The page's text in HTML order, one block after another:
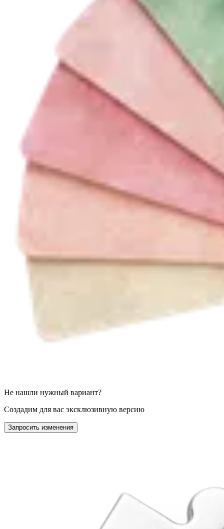
Не нашли нужный вариант?
Создадим для вас эксклюзивную версию
Запросить изменения